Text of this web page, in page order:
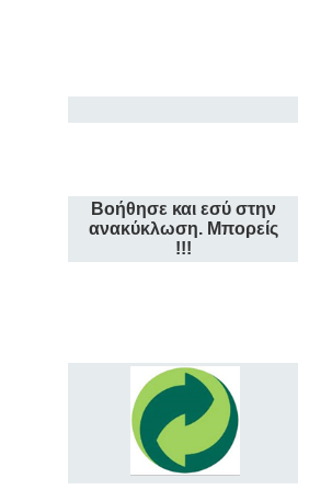
Βοήθησε και εσύ στην
ανακύκλωση. Μπορείς
!!!